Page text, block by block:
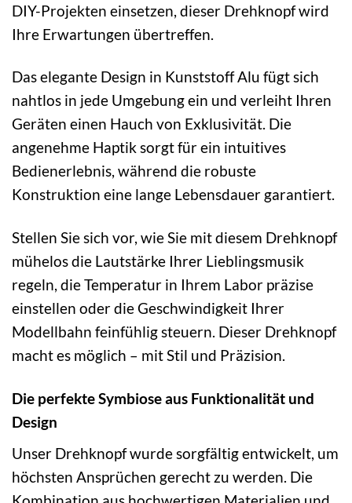
DIY-Projekten einsetzen, dieser Drehknopf wird
Ihre Erwartungen übertreffen.
Das elegante Design in Kunststoff Alu fügt sich
nahtlos in jede Umgebung ein und verleiht Ihren
Geräten einen Hauch von Exklusivität. Die
angenehme Haptik sorgt für ein intuitives
Bedienerlebnis, während die robuste
Konstruktion eine lange Lebensdauer garantiert.
Stellen Sie sich vor, wie Sie mit diesem Drehknopf
mühelos die Lautstärke Ihrer Lieblingsmusik
regeln, die Temperatur in Ihrem Labor präzise
einstellen oder die Geschwindigkeit Ihrer
Modellbahn feinfühlig steuern. Dieser Drehknopf
macht es möglich – mit Stil und Präzision.
Die perfekte Symbiose aus Funktionalität und
Design
Unser Drehknopf wurde sorgfältig entwickelt, um
höchsten Ansprüchen gerecht zu werden. Die